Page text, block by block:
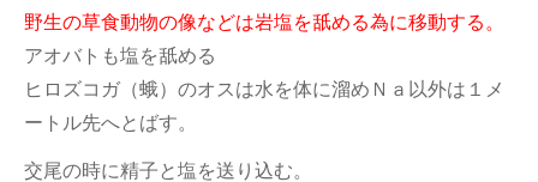
野生の草食動物の像などは岩塩を舐める為に移動する。
アオバトも塩を舐める
ヒロズコガ（蛾）のオスは水を体に溜めＮａ以外は１メ
ートル先へとばす。
交尾の時に精子と塩を送り込む。